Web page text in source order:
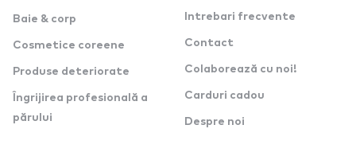
Baie & corp
Cosmetice coreene
Produse deteriorate
Îngrijirea profesională a
părului
Intrebari frecvente
Contact
Colaborează cu noi!
Carduri cadou
Despre noi